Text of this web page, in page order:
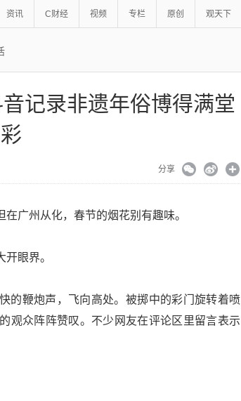
资讯 C财经 视频 专栏 原创 观天下
记录非遗年俗博得满堂
彩
分享
广州从化，春节的烟花别有趣味。
眼界。
的鞭炮声，飞向高处。被掷中的彩门旋转着喷
观众阵阵赞叹。不少网友在评论区里留言表示